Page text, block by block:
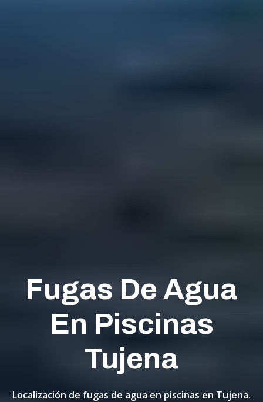
Fugas De Agua
En Piscinas
Tujena
Localización de fugas de agua en piscinas en Tujena.